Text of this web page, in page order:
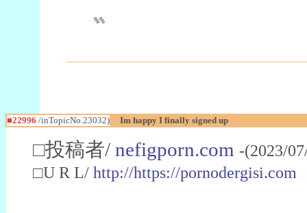
%%
■22996 /inTopicNo.23032) Im happy I finally signed up
□投稿者/ nefigporn.com -(2023/
□U R L/ http://https://pornodergisi.com